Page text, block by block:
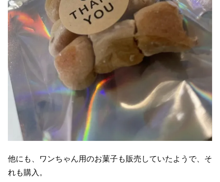
他にも、ワンちゃん用のお菓子も販売していたようで、そ
れも購入。